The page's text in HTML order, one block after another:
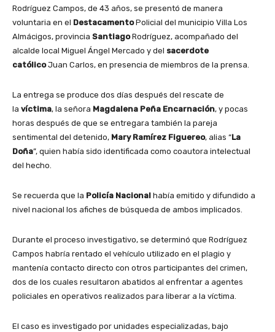
Rodríguez Campos, de 43 años, se presentó de manera
voluntaria en el DestacamentoPolicial del municipio Villa Los
Almácigos, provincia SantiagoRodríguez, acompañado del
alcalde local Miguel Ángel Mercado y del sacerdote
católicoJuan Carlos, en presencia de miembros de la prensa.
La entrega se produce dos días después del rescate de
la víctima, la señora Magdalena Peña Encarnación, y pocas
horas después de que se entregara también la pareja
sentimental del detenido, Mary Ramírez Figuereo, alias “La
Doña”, quien había sido identificada como coautora intelectual
del hecho.
Se recuerda que la Policía Nacional había emitido y difundido a
nivel nacional los afiches de búsqueda de ambos implicados.
Durante el proceso investigativo, se determinó que Rodríguez
Campos habría rentado el vehículo utilizado en el plagio y
mantenía contacto directo con otros participantes del crimen,
dos de los cuales resultaron abatidos al enfrentar a agentes
policiales en operativos realizados para liberar a la víctima.
El caso es investigado por unidades especializadas, bajo